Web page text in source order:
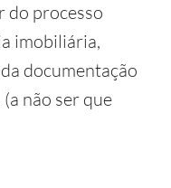
do processo
imobiliária,
documentação
não ser que